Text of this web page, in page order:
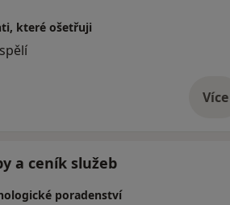
které ošetřuji
Více
o
a ceník služeb
poradenství